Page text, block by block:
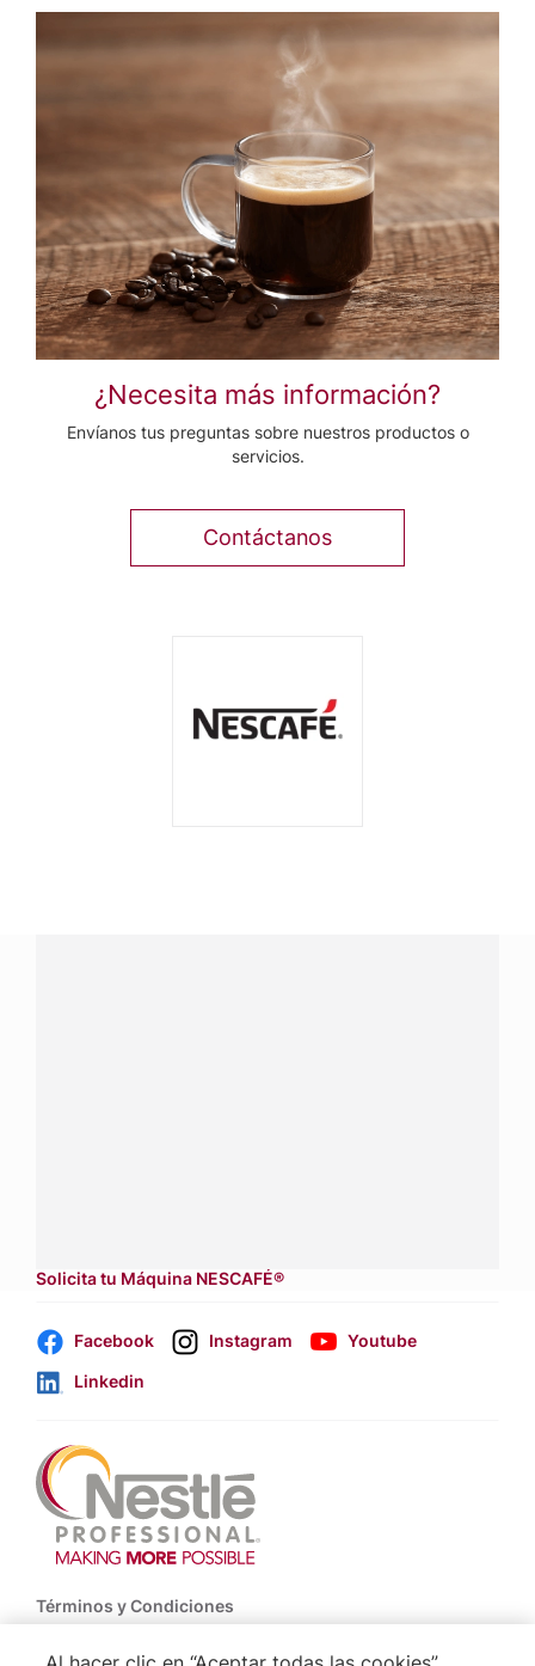
¿Necesita más información?
Envíanos tus preguntas sobre nuestros productos o
servicios.
Contáctanos
Solicita tu Máquina NESCAFÉ®
Facebook Instagram
Youtube
Linkedin
Footer
Términos y Condiciones